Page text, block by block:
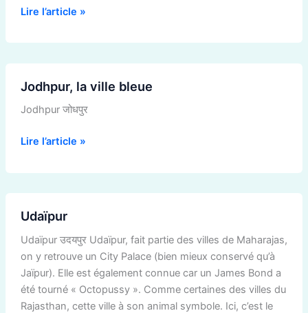
Lire l’article »
Jodhpur, la ville bleue
Jodhpur जोधपुर
la
ville
Lire l’article »
Udaïpur
Udaïpur उदयपुर Udaïpur, fait partie des villes de Maharajas,
on y retrouve un City Palace (bien mieux conservé qu’à
Jaïpur). Elle est également connue car un James Bond a
été tourné « Octopussy ». Comme certaines des villes du
Rajasthan, cette ville à son animal symbole. Ici, c’est le